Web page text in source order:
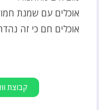
אוכלים עם שמנת
אוכלים חם כי זה
קבוצת